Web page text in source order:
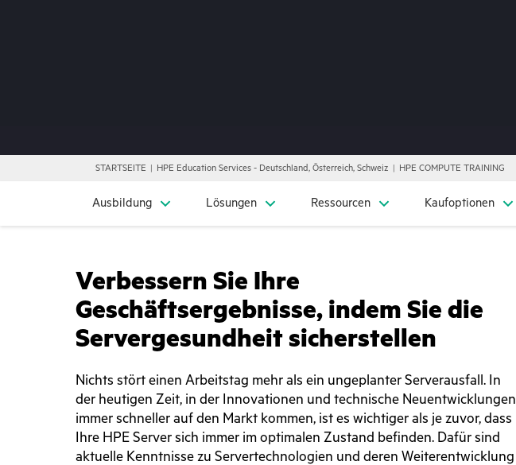
STARTSEITE HPE Education Services - Deutschland, Österreich, Schweiz HPE COMPUTE TRAINING
Ausbildung Lösungen Ressourcen Kaufoptionen
Verbessern Sie Ihre
Geschäftsergebnisse, indem Sie die
Servergesundheit sicherstellen
Nichts stört einen Arbeitstag mehr als ein ungeplanter Serverausfall. In
der heutigen Zeit, in der Innovationen und technische Neuentwicklungen
immer schneller auf den Markt kommen, ist es wichtiger als je zuvor, dass
Ihre HPE Server sich immer im optimalen Zustand befinden. Dafür sind
aktuelle Kenntnisse zu Servertechnologien und deren Weiterentwicklung